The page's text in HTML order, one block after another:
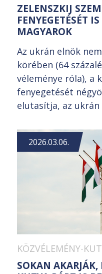
ZELENSZKIJ
FENYEGETÉSÉT
MAGYAROK
Az ukrán elnök
körében (64
véleménye róla), a
fenyegetését
elutasítja, az ukrán
2026.03.06.
KÖZVÉLEMÉNY-
SOKAN AKARJÁK,